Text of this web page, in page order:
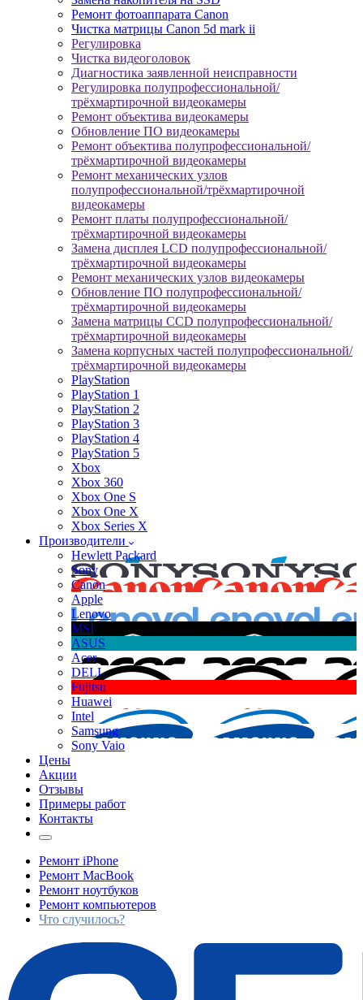
Ремонт фотоаппарата Canon
Чистка матрицы Canon 5d mark ii
Регулировка
Чистка видеоголовок
Диагностика заявленной неисправности
Регулировка полупрофессиональной/
трёхмартирочной видеокамеры
Ремонт объектива видеокамеры
Обновление ПО видеокамеры
Ремонт объектива полупрофессиональной/
трёхмартирочной видеокамеры
Ремонт механических узлов
полупрофессиональной/трёхмартирочной
видеокамеры
Ремонт платы полупрофессиональной/
трёхмартирочной видеокамеры
Замена дисплея LCD полупрофессиональной/
трёхмартирочной видеокамеры
Ремонт механических узлов видеокамеры
Обновление ПО полупрофессиональной/
трёхмартирочной видеокамеры
Замена матрицы CCD полупрофессиональной/
трёхмартирочной видеокамеры
Замена корпусных частей полупрофессиональной/
трёхмартирочной видеокамеры
PlayStation
PlayStation 1
PlayStation 2
PlayStation 3
PlayStation 4
PlayStation 5
Xbox
Xbox 360
Xbox One S
Xbox One X
Xbox Series X
Производители
Hewlett Packard
Sony
Canon
Apple
Lenovo
MSI
ASUS
Acer
DELL
Fujitsu
Huawei
Intel
Samsung
Sony Vaio
Цены
Акции
Отзывы
Примеры работ
Контакты
Ремонт iPhone
Ремонт MacBook
Ремонт ноутбуков
Ремонт компьютеров
Что случилось?